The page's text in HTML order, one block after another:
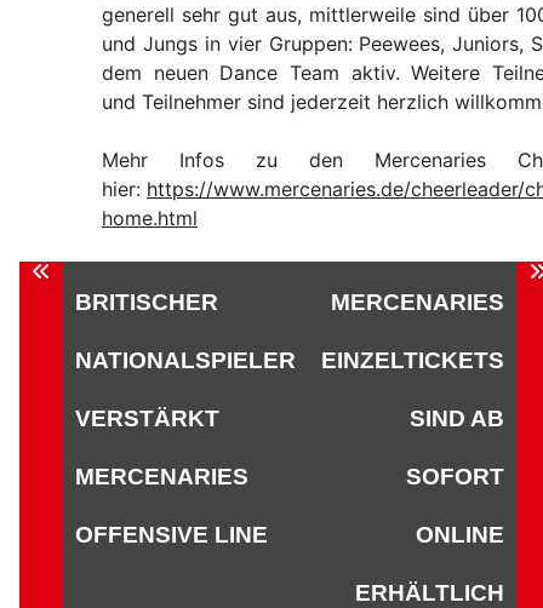
generell sehr gut aus, mittlerweile sind über
und Jungs in vier Gruppen: Peewees, Juniors,
dem neuen Dance Team aktiv. Weitere
und Teilnehmer sind jederzeit herzlich
Mehr Infos zu den Mercenaries
hier: https://www.mercenaries.de/cheerleader/
home.html
Beitragsnavigation
BRITISCHER
NATIONALSPIELER
VERSTÄRKT
MERCENARIES
OFFENSIVE LINE
MERCENARIES
EINZELTICKETS
SIND AB
SOFORT
ONLINE
ERHÄLTLICH